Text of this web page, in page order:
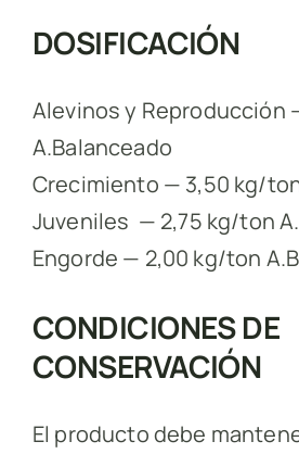
DOSIFICACIÓN
Alevinos y Reproducción
A.Balanceado
Crecimiento — 3,50 kg/
Juveniles — 2,75 kg/ton
Engorde — 2,00 kg/ton
CONDICIONES DE
CONSERVACIÓN
El producto debe